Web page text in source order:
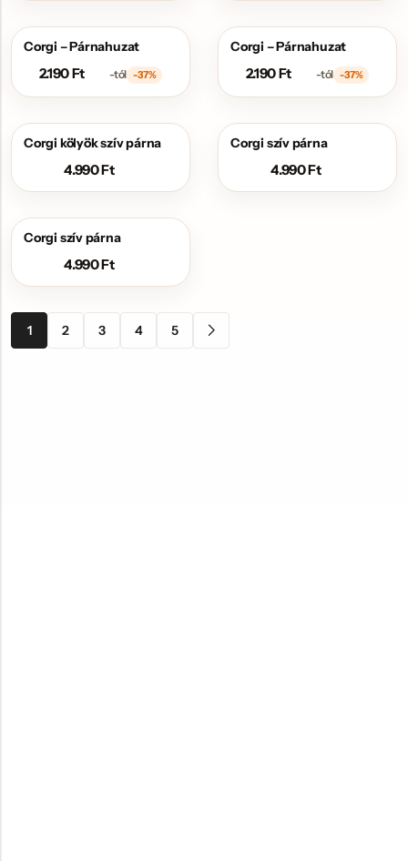
AKCIÓS
Corgi – Párnahuzat
2.190Ft -tól -37%
AKCIÓS
Corgi – Párnahuzat
2.190Ft -tól -37%
Corgi kölyök szív párna
4.990Ft
Corgi szív párna
4.990Ft
Corgi szív párna
4.990Ft
1 2 3 4 5